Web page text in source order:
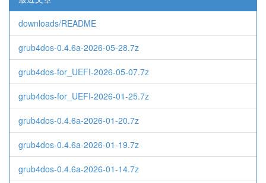
downloads/README
grub4dos-0.4.6a-2026-05-28.7z
grub4dos-for_UEFI-2026-05-07.7z
grub4dos-for_UEFI-2026-01-25.7z
grub4dos-0.4.6a-2026-01-20.7z
grub4dos-0.4.6a-2026-01-19.7z
grub4dos-0.4.6a-2026-01-14.7z